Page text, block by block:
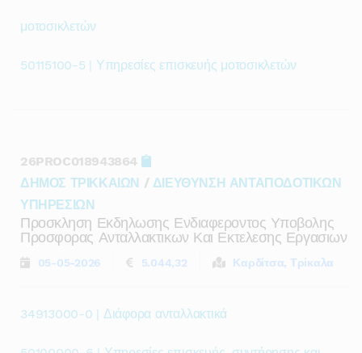
μοτοσικλετών
50115100-5 | Υπηρεσίες επισκευής μοτοσικλετών
26PROC018943864
ΔΗΜΟΣ ΤΡΙΚΚΑΙΩΝ / ΔΙΕΥΘΥΝΣΗ ΑΝΤΑΠΟΔΟΤΙΚΩΝ
ΥΠΗΡΕΣΙΩΝ
Προσκληση Εκδηλωσης Ενδιαφεροντος Υποβολης
Προσφορας Ανταλλακτικων Και Εκτελεσης Εργασιων
05-05-2026 5.044,32 Καρδίτσα, Τρίκαλα
34913000-0 | Διάφορα ανταλλακτικά